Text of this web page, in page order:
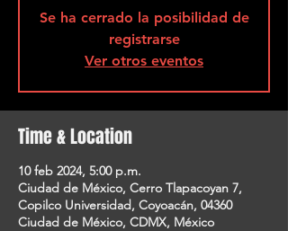
Se ha cerrado la posibilidad de
registrarse
Ver otros eventos
Time & Location
10 feb 2024, 5:00 p.m.
Ciudad de México, Cerro Tlapacoyan 7,
Copilco Universidad, Coyoacán, 04360
Ciudad de México, CDMX, México